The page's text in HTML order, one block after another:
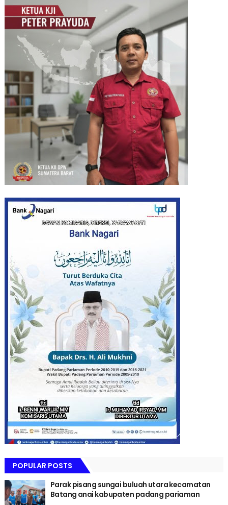
POPULAR POSTS
Parak pisang sungai buluah utara kecamatan
Batang anai kabupaten padang pariaman